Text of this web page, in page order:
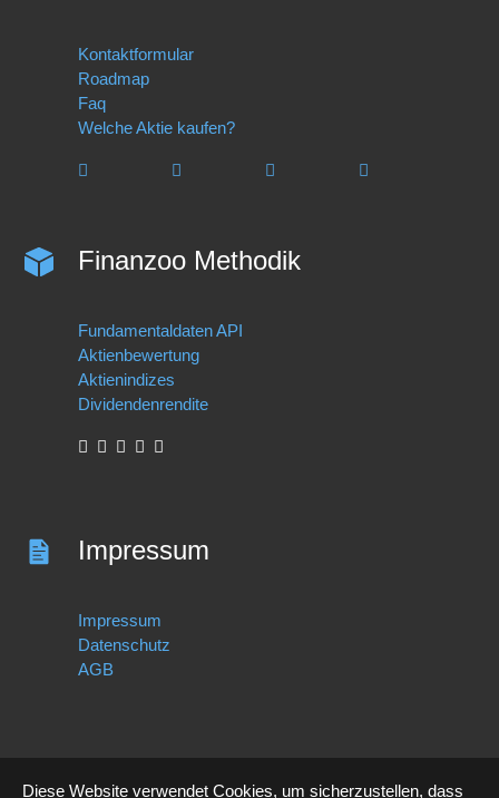
Diese Website verwendet Cookies, um sicherzustellen, dass
Kontaktformular
Roadmap
Faq
Welche Aktie kaufen?
Finanzoo Methodik
Fundamentaldaten API
Aktienbewertung
Aktienindizes
Dividendenrendite
Impressum
Impressum
Datenschutz
AGB